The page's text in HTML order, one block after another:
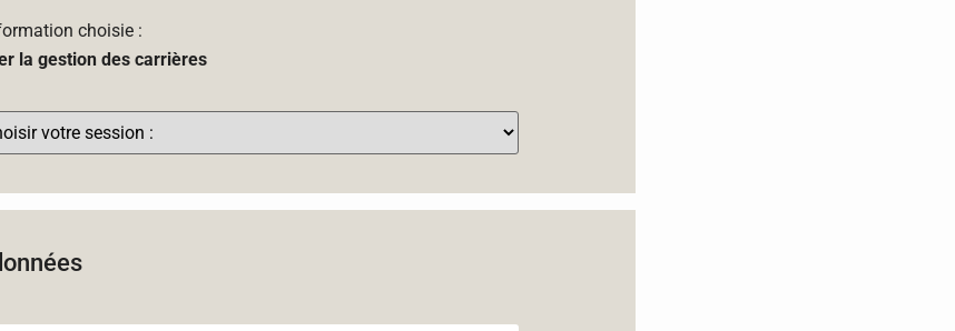
choisie :
la gestion des carrières